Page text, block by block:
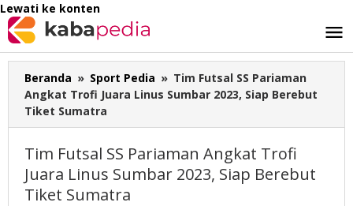
Lewati ke konten
Beranda » Sport Pedia » Tim Futsal SS Pariaman
Angkat Trofi Juara Linus Sumbar 2023, Siap Berebut
Tiket Sumatra
Tim Futsal SS Pariaman Angkat Trofi
Juara Linus Sumbar 2023, Siap Berebut
Tiket Sumatra